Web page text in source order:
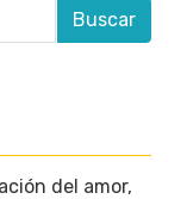
del amor,